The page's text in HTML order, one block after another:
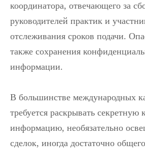
координатора, отвечающего за
руководителей практик и
отслеживания сроков подачи.
также сохранения
информации.
В большинстве международных
требуется раскрывать секретную
информацию, необязательно
сделок, иногда достаточно